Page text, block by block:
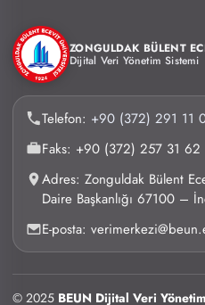
ZONGULDAK BÜLENT
Dijital Veri Yönetim Sistemi
Telefon: +90 (372) 291 11
Faks: +90 (372) 257 31 62
Adres: Zonguldak Bülent
Daire Başkanlığı 67100 –
E-posta:
© 2025 BEUN Dijital Veri